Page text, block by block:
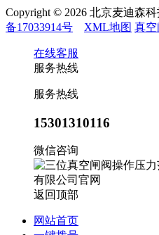
Copyright © 2026 北京麦迪森
备17033914号
XML地图 真空
在线客服
服务热线
服务热线
15301310116
微信咨询
返回顶部
网站首页